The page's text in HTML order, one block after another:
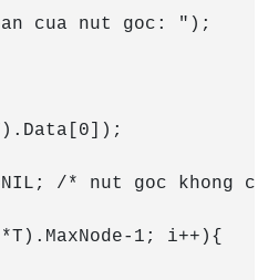
cua nut goc: ");
/* nut goc khong
1; i++){